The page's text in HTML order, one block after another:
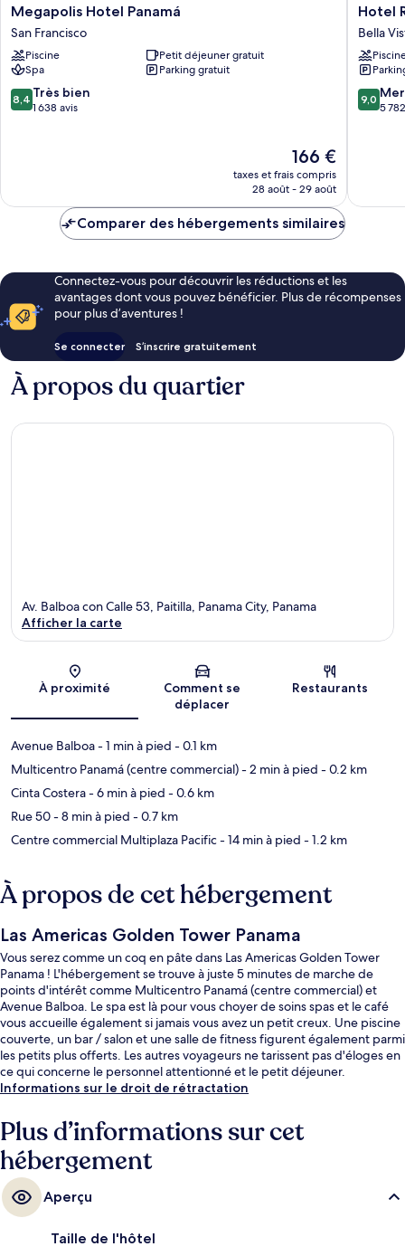
Megapolis
Hotel
Panamá
San
Francisco
Megapolis Hotel Panamá
San Francisco
Piscine
Petit déjeuner gratuit
Spa
Parking gratuit
8.4
sur
8,4 Très bien
1 638 avis
Le
nouveau
prix
de
166 €
taxes et frais compris
28 août - 29 août
Hotel
Riu
Plaza
Panama
Bella
Vista
Hotel
Bella
9.0
sur
9,0
5
Comparer des hébergements similaires
Connectez-vous pour découvrir les réductions et les
avantages dont vous pouvez bénéficier. Plus de récompenses
pour plus d’aventures !
Se connecter S’inscrire gratuitement
À propos du quartier
Carte
Av. Balboa con Calle 53, Paitilla, Panama City, Panama
Afficher la carte
À proximité
Comment se
déplacer
Restaurants
Avenue Balboa- 1 min à pied - 0.1 km
Multicentro Panamá (centre commercial)- 2 min à pied - 0.2 km
Cinta Costera- 6 min à pied - 0.6 km
Rue 50- 8 min à pied - 0.7 km
Centre commercial Multiplaza Pacific- 14 min à pied - 1.2 km
À propos de cet hébergement
Las Americas Golden Tower Panama
Vous serez comme un coq en pâte dans Las Americas Golden Tower
Panama ! L'hébergement se trouve à juste 5 minutes de marche de
points d'intérêt comme Multicentro Panamá (centre commercial) et
Avenue Balboa. Le spa est là pour vous choyer de soins spas et le café
vous accueille également si jamais vous avez un petit creux. Une piscine
couverte, un bar / salon et une salle de fitness figurent également parmi
les petits plus offerts. Les autres voyageurs ne tarissent pas d'éloges en
ce qui concerne le personnel attentionné et le petit déjeuner.
Informations sur le droit de rétractation
Plus d’informations sur cet
hébergement
Aperçu
Taille de l'hôtel